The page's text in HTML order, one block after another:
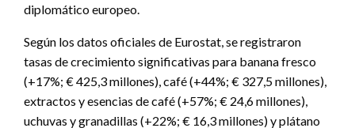
diplomático europeo.
Según los datos oficiales de Eurostat, se registraron
tasas de crecimiento significativas para banana fresco
(+17%; € 425,3 millones), café (+44%; € 327,5 millones),
extractos y esencias de café (+57%; € 24,6 millones),
uchuvas y granadillas (+22%; € 16,3 millones) y plátano